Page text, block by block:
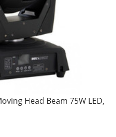
Head Beam 75W LED,